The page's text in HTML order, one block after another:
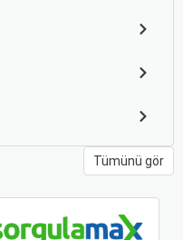
Tümünü gör